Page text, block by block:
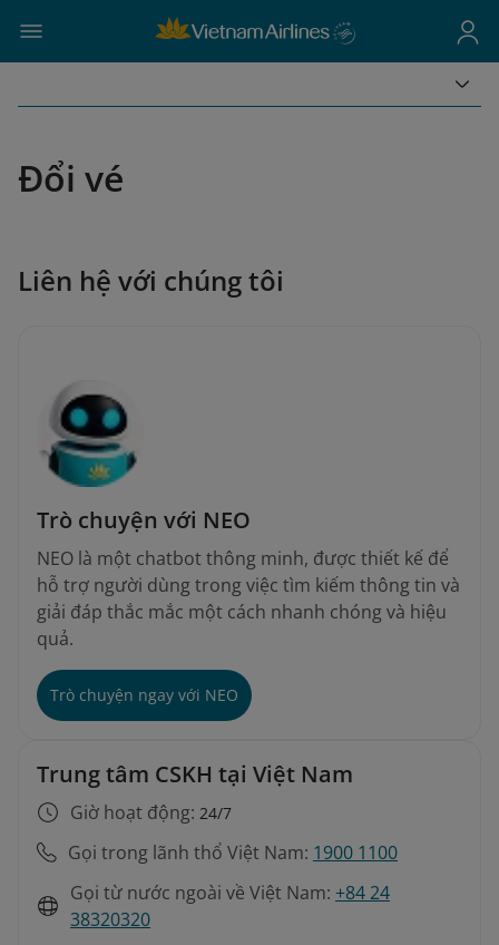
Đổi vé
Liên hệ với chúng tôi
Trò chuyện với NEO
NEO là một chatbot thông minh, được thiết kế để
hỗ trợ người dùng trong việc tìm kiếm thông tin và
giải đáp thắc mắc một cách nhanh chóng và hiệu
quả.
Trò chuyện ngay với NEO
Trung tâm CSKH tại Việt Nam
Giờ hoạt động: 24/7
Gọi trong lãnh thổ Việt Nam: 1900 1100
Gọi từ nước ngoài về Việt Nam: +84 24
38320320